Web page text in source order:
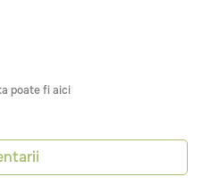
poate fi aici